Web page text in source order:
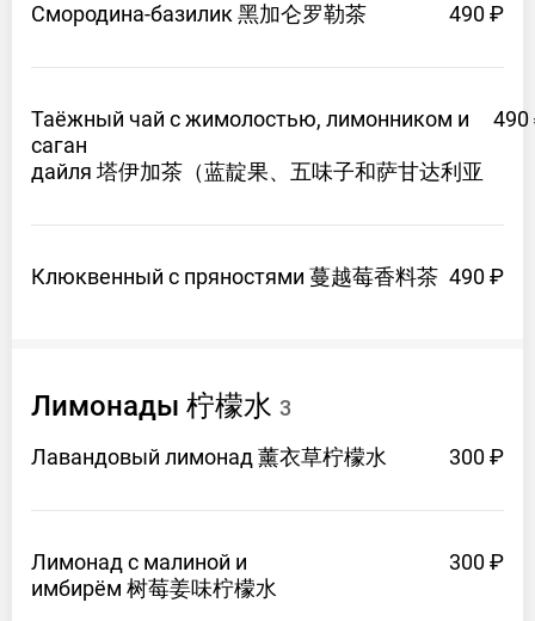
Смородина-базилик 黑加仑罗勒茶 490 ₽
Таёжный чай с жимолостью, лимонником и
саган
дайля 塔伊加茶（蓝靛果、五味子和萨甘达利亚
490
Клюквенный с пряностями 蔓越莓香料茶 490 ₽
Лимонады 柠檬水 3
Лавандовый лимонад 薰衣草柠檬水 300 ₽
Лимонад с малиной и
имбирём 树莓姜味柠檬水
300 ₽